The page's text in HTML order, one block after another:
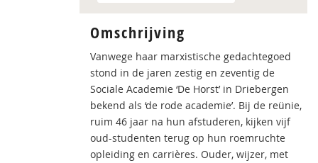
Omschrijving
Vanwege haar marxistische gedachtegoed
stond in de jaren zestig en zeventig de
Sociale Academie ‘De Horst’ in Driebergen
bekend als ‘de rode academie’. Bij de reünie,
ruim 46 jaar na hun afstuderen, kijken vijf
oud-studenten terug op hun roemruchte
opleiding en carrières. Ouder, wijzer, met